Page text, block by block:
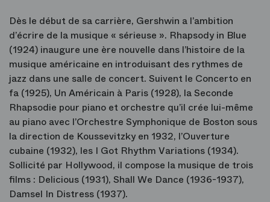
Dès le début de sa carrière, Gershwin a l’ambition
d’écrire de la musique « sérieuse ». Rhapsody in Blue
(1924) inaugure une ère nouvelle dans l’histoire de la
musique américaine en introduisant des rythmes de
jazz dans une salle de concert. Suivent le Concerto en
fa (1925), Un Américain à Paris (1928), la Seconde
Rhapsodie pour piano et orchestre qu’il crée lui-même
au piano avec l’Orchestre Symphonique de Boston sous
la direction de Koussevitzky en 1932, l’Ouverture
cubaine (1932), les I Got Rhythm Variations (1934).
Sollicité par Hollywood, il compose la musique de trois
films : Delicious (1931), Shall We Dance (1936-1937),
Damsel In Distress (1937).